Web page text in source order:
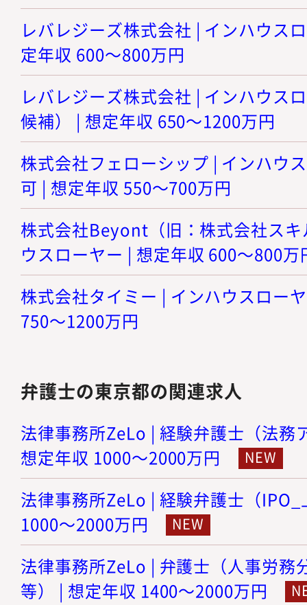
レバレジーズ株式会社 | インハウス
定年収 600～800万円
レバレジーズ株式会社 | インハウス
候補） | 想定年収 650～1200万円
株式会社フェローシップ | インハウ
可 | 想定年収 550～700万円
株式会社Beyont（旧：株式会社ス
ウスローヤー | 想定年収 600～800万
株式会社タイミー | インハウスロー
750～1200万円
弁護士の東京都の関連求人
法律事務所ZeLo | 経験弁護士（法務
想定年収 1000～2000万円
法律事務所ZeLo | 経験弁護士（
1000～2000万円
法律事務所ZeLo | 弁護士（人事労務
等） | 想定年収 1400～2000万円